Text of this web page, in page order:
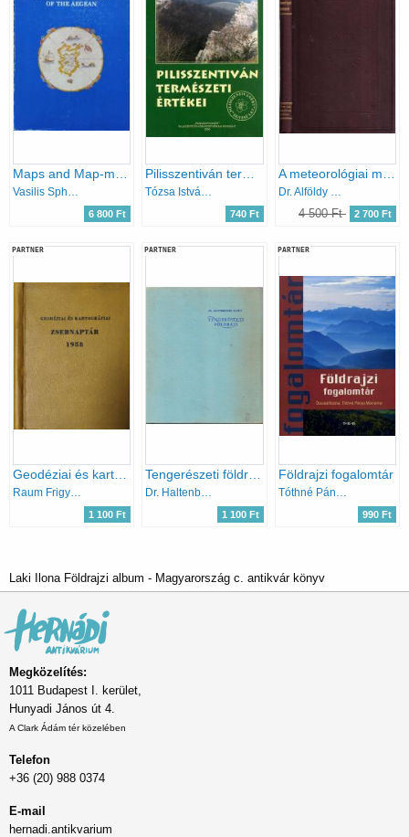
6 800 Ft 740 Ft 4 500 Ft 2 700 Ft
PARTNER
Raum Frigyes (szerk.)
1 100 Ft
PARTNER
Dr. Haltenberger Mihály
1 100 Ft
PARTNER
Földrajzi fogalomtár
Tóthné Pánya Marianna
990 Ft
Laki Ilona Földrajzi album - Magyarország c. antikvár könyv
Megközelítés:
1011 Budapest I. kerület,
Hunyadi János út 4.
A Clark Ádám tér közelében
Telefon
+36 (20) 988 0374
E-mail
hernadi.antikvarium